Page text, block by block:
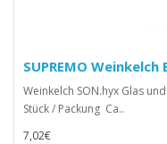
SUPREMO
Weinkelch SON.hyx Glas
Stück / Packung Ca..
7,02€